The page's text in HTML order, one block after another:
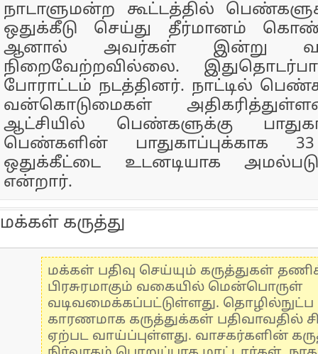
நாடாளுமன்ற கூட்டத்தில்
ஒதுக்கீடு செய்து தீர்மானம்
ஆனால் அவர்கள் இன்று
நிறைவேற்றவில்லை.
போராட்டம் நடத்தினர். நாட்டில்
வன்கொடுமைகள்
ஆட்சியில் பெண்களுக்கு
பெண்களின் பாதுகாப்புக்காக
ஒதுக்கீட்டை உடனடியாக
என்றார்.
மக்கள் கருத்து
மக்கள் பதிவு செய்யும் கருத்துகள்
பிரசுரமாகும் வகையில் மென்பொருள்
வடிவமைக்கப்பட்டுள்ளது.
காரணமாக கருத்துக்கள் பதிவாவதில்
ஏற்பட வாய்ப்புள்ளது. வாசகர்களின்